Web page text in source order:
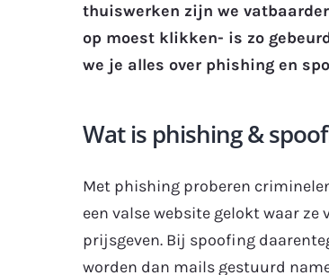
thuiswerken zijn we
op moest klikken- is zo
we je alles over phishing en
Wat is phishing &
Met phishing proberen
een valse website gelokt waar
prijsgeven. Bij spoofing
worden dan mails gestuurd